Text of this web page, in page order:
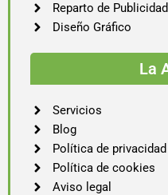
Reparto de Publicidad
Diseño Gráfico
La
Servicios
Blog
Política de privacidad
Política de cookies
Aviso legal